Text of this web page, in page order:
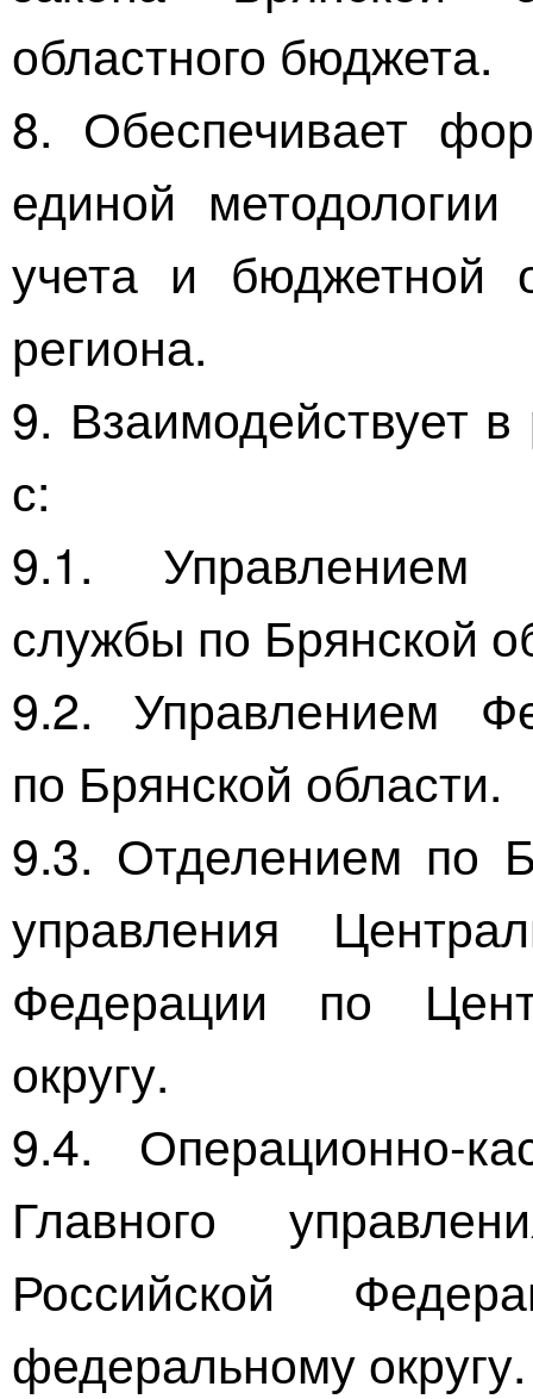
областного бюджета.
8. Обеспечивает
единой
учета и бюджетной
региона.
9. Взаимодействует
с:
9.1. Управлением
службы по Брянской
9.2. Управлением
по Брянской области.
9.3. Отделением по
управления
Федерации по
округу.
9.4. Операционно-
Главного
Российской
федеральному округу.